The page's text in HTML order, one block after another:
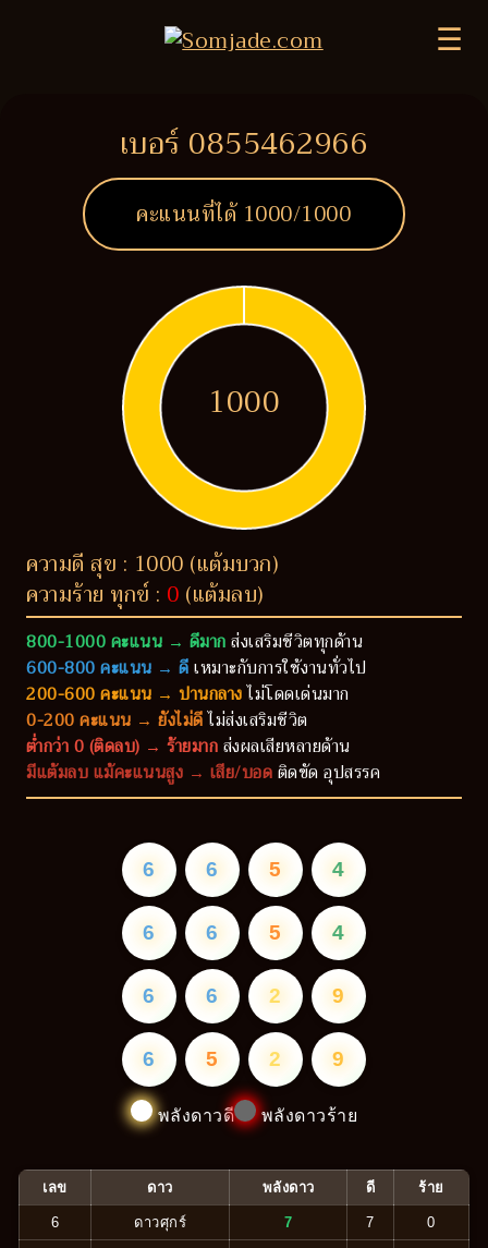
☰
เบอร์ 0855462966
คะแนนที่ได้ 1000/1000
1000
ความดี สุข : 1000 (แต้มบวก)
ความร้าย ทุกข์ : 0 (แต้มลบ)
800-1000 คะแนน → ดีมากส่งเสริมชีวิตทุกด้าน
600-800 คะแนน → ดีเหมาะกับการใช้งานทั่วไป
200-600 คะแนน → ปานกลางไม่โดดเด่นมาก
0-200 คะแนน → ยังไม่ดีไม่ส่งเสริมชีวิต
ต่ำกว่า 0 (ติดลบ) → ร้ายมากส่งผลเสียหลายด้าน
มีแต้มลบ แม้คะแนนสูง → เสีย/บอดติดขัด อุปสรรค
6 6 5 4
6 6 5 4
6 6 2 9
6 5 2 9
พลังดาวดี พลังดาวร้าย
เลข ดาว พลังดาว ดี ร้าย
6 ดาวศุกร์ 7 7 0